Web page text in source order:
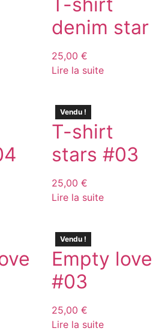
denim star
25,00 €
Lire la suite
Vendu !
T-shirt
stars #03
25,00 €
Lire la suite
Vendu !
Empty love
#03
25,00 €
Lire la suite